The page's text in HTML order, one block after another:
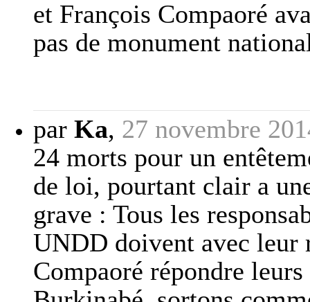
et François Compaoré
pas de monument
par Ka, 27 novembre
24 morts pour un
de loi, pourtant clair a
grave : Tous les
UNDD doivent avec leur
Compaoré répondre